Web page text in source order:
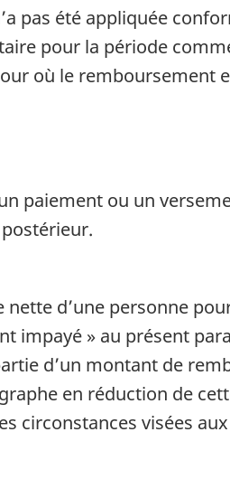
pas été appliquée
pour la période
où le remboursement
paiement ou un
d’une personne
impayé » au présent
d’un montant de
en réduction de
circonstances visées